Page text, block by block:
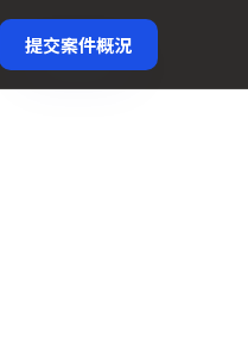
提交案件概況